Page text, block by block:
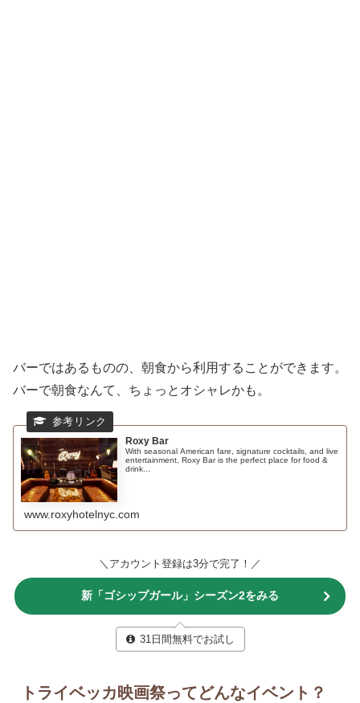
バーではあるものの、朝食から利用することができます。
バーで朝食なんて、ちょっとオシャレかも。
Roxy Bar
With seasonal American fare, signature cocktails, and live
entertainment, Roxy Bar is the perfect place for food &
drink...
www.roxyhotelnyc.com
＼アカウント登録は3分で完了！／
新「ゴシップガール」シーズン2をみる
31日間無料でお試し
トライベッカ映画祭ってどんなイベント？